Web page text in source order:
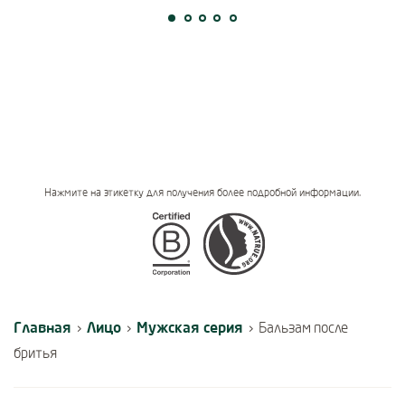
Certifications
Нажмите на этикетку для получения более подробной информации.
Главная › Лицо › Мужская серия › Бальзам после
бритья